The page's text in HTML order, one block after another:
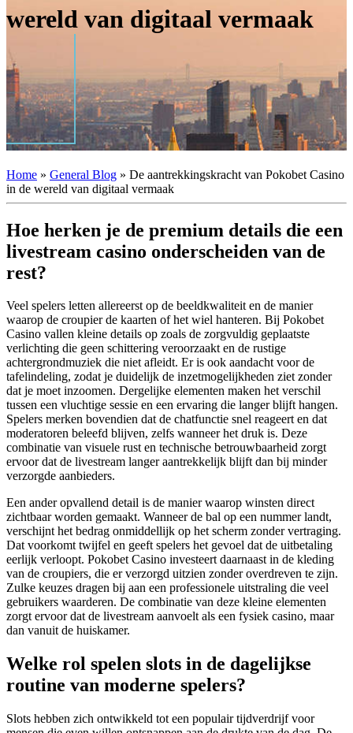
wereld van digitaal vermaak
Home » General Blog » De aantrekkingskracht van Pokobet Casino
in de wereld van digitaal vermaak
Hoe herken je de premium details die een
livestream casino onderscheiden van de
rest?
Veel spelers letten allereerst op de beeldkwaliteit en de manier
waarop de croupier de kaarten of het wiel hanteren. Bij Pokobet
Casino vallen kleine details op zoals de zorgvuldig geplaatste
verlichting die geen schittering veroorzaakt en de rustige
achtergrondmuziek die niet afleidt. Er is ook aandacht voor de
tafelindeling, zodat je duidelijk de inzetmogelijkheden ziet zonder
dat je moet inzoomen. Dergelijke elementen maken het verschil
tussen een vluchtige sessie en een ervaring die langer blijft hangen.
Spelers merken bovendien dat de chatfunctie snel reageert en dat
moderatoren beleefd blijven, zelfs wanneer het druk is. Deze
combinatie van visuele rust en technische betrouwbaarheid zorgt
ervoor dat de livestream langer aantrekkelijk blijft dan bij minder
verzorgde aanbieders.
Een ander opvallend detail is de manier waarop winsten direct
zichtbaar worden gemaakt. Wanneer de bal op een nummer landt,
verschijnt het bedrag onmiddellijk op het scherm zonder vertraging.
Dat voorkomt twijfel en geeft spelers het gevoel dat de uitbetaling
eerlijk verloopt. Pokobet Casino investeert daarnaast in de kleding
van de croupiers, die er verzorgd uitzien zonder overdreven te zijn.
Zulke keuzes dragen bij aan een professionele uitstraling die veel
gebruikers waarderen. De combinatie van deze kleine elementen
zorgt ervoor dat de livestream aanvoelt als een fysiek casino, maar
dan vanuit de huiskamer.
Welke rol spelen slots in de dagelijkse
routine van moderne spelers?
Slots hebben zich ontwikkeld tot een populair tijdverdrijf voor